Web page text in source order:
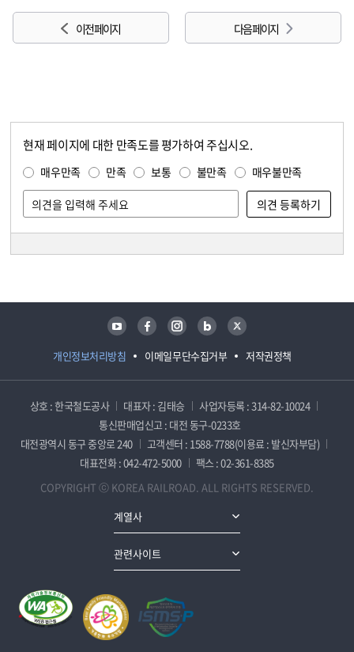
이전 페이지 다음 페이지
현재 페이지에 대한 만족도를 평가하여 주십시오.
매우만족 만족 보통 불만족 매우불만족
개인정보처리방침 이메일무단수집거부 저작권정책
유튜브 페이스북 인스타그램 블로그 트위터
상호 : 한국철도공사 대표자 : 김태승
사업자등록 : 314-82-10024
통신판매업신고 : 대전 동구-0233호
대전광역시 동구 중앙로 240
고객센터 : 1588-7788(이용료 : 발신자부담)
대표전화 : 042-472-5000
팩스 : 02-361-8385
COPYRIGHT ⓒ KOREA RAILROAD. ALL RIGHTS RESERVED.
계열사
관련사이트